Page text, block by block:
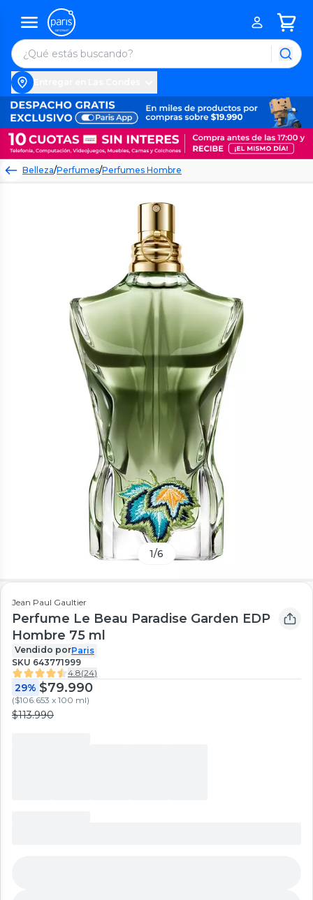
Belleza/Perfumes/Perfumes Hombre
1/6
Jean Paul Gaultier
Perfume Le Beau Paradise Garden EDP
Hombre 75 ml
Vendido porParis
SKU 643771999
4.8(24)
29% $79.990
($106.653 x 100 ml)
$113.990